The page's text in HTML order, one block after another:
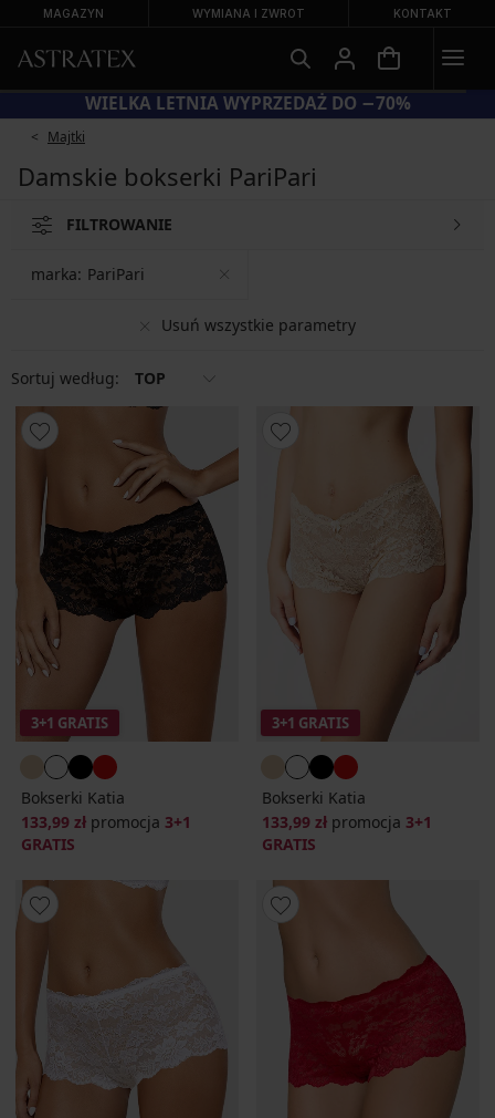
MAGAZYN WYMIANA I ZWROT KONTAKT
WIELKA LETNIA WYPRZEDAŻ DO −70%
Majtki
Damskie bokserki PariPari
FILTROWANIE
Usuń wszystkie parametry
marka: PariPari
Sortuj według: TOP
3+1 GRATIS
Bokserki Katia
133,99 zł promocja 3+1
GRATIS
3+1 GRATIS
Bokserki Katia
133,99 zł promocja 3+1
GRATIS